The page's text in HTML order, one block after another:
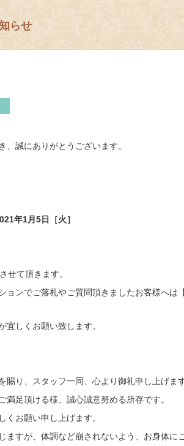
らせ
、誠にありがとうございます。
年1月5日［火］
せて頂きます。
ョンでご落札やご質問頂きましたお客様へは
宜しくお願い致します。
賜り、スタッフ一同、心より御礼申し上げます
満足頂ける様、誠心誠意努める所存です。
くお願い申し上げます。
ますが、体調など崩されないよう、お身体に